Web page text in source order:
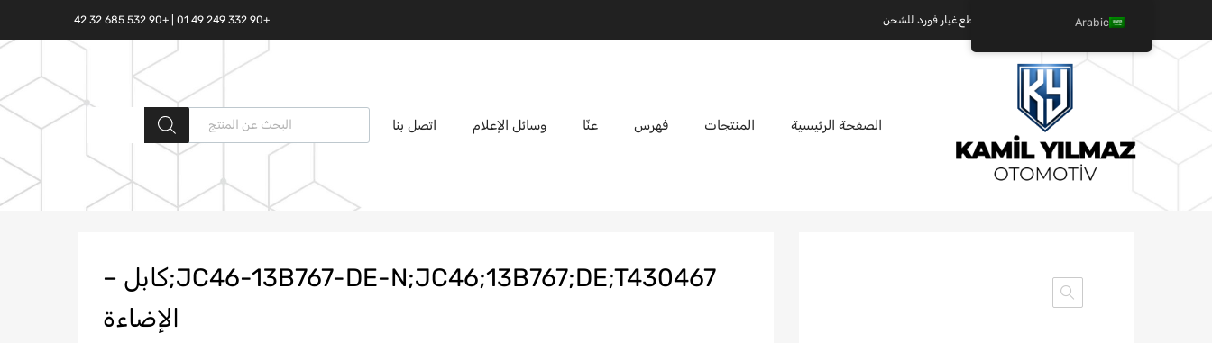
كميل يلماز للسيارات - عالم قطع غيار فورد للشحن +90 332 249 49 01 | +90 532 685 32 42
الصفحة الرئيسية المنتجات فهرس عنّا وسائل الإعلام اتصل بنا
البحث المنتجات
JC46-13B767-DE-N;JC46;13B767;DE;T430467;كابل –
الإضاءة
Arabic